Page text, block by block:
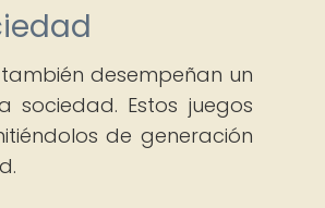
desempeñan un
Estos juegos
de generación